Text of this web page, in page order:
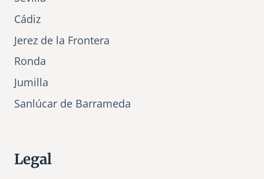
Cádiz
Jerez de la Frontera
Ronda
Jumilla
Sanlúcar de Barrameda
Legal